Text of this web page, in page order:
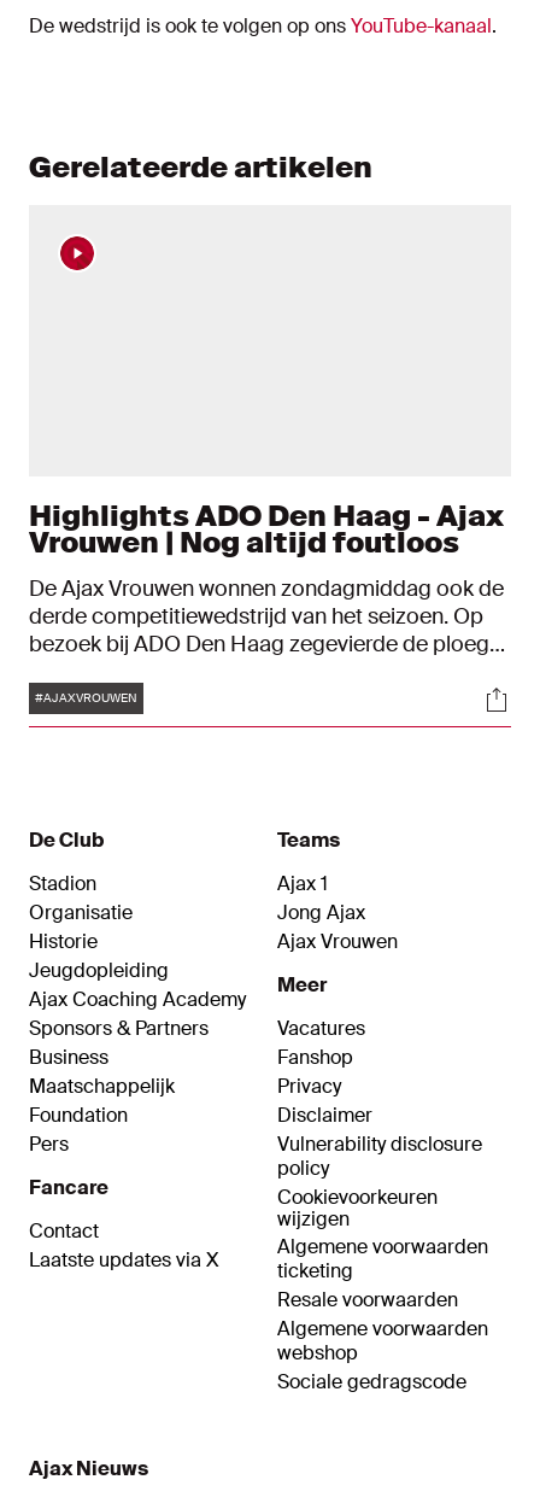
De wedstrijd is ook te volgen op onsYouTube-kanaal.
Gerelateerde artikelen
Highlights ADO Den Haag - Ajax
Vrouwen | Nog altijd foutloos
De Ajax Vrouwen wonnen zondagmiddag ook de
derde competitiewedstrijd van het seizoen. Op
bezoek bij ADO Den Haag zegevierde de ploeg
Tags
#AJAXVROUWEN
De Club
Stadion
Organisatie
Historie
Jeugdopleiding
Ajax Coaching Academy
Sponsors & Partners
Business
Maatschappelijk
Foundation
Pers
Fancare
Contact
Laatste updates via X
Teams
Ajax 1
Jong Ajax
Ajax Vrouwen
Meer
Vacatures
Fanshop
Privacy
Disclaimer
Vulnerability disclosure
policy
Cookievoorkeuren
wijzigen
Algemene voorwaarden
ticketing
Resale voorwaarden
Algemene voorwaarden
webshop
Sociale gedragscode
Ajax Nieuws